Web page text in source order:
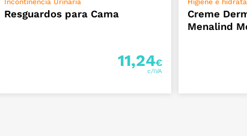
Resguardos para Cama
11,24€
Creme
Menalind